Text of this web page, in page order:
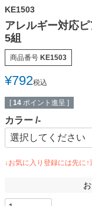
KE1503
アレルギー対応
5組
商品番号 KE1503
¥792税込
[ 14 ポイント進呈 ]
カラー -